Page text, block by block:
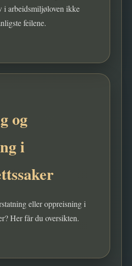
i arbeidsmiljøloven ikke
feilene.
og
i
eller oppreisning i
Her får du oversikten.